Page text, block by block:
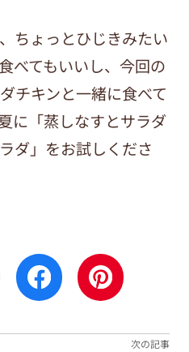
ちょっとひじきみたい
べてもいいし、今回の
チキンと一緒に食べて
に「蒸しなすとサラダ
ダ」をお試しくださ